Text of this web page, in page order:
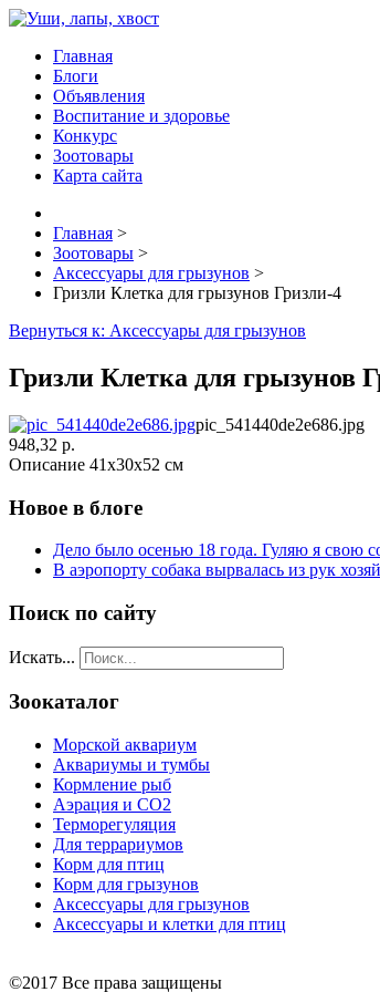
Главная
Блоги
Объявления
Воспитание и здоровье
Конкурс
Зоотовары
Карта сайта
Главная >
Зоотовары >
Аксессуары для грызунов >
Гризли Клетка для грызунов Гризли-4
Вернуться к: Аксессуары для грызунов
Гризли Клетка для грызунов
pic_541440de2e686.jpg
948,32 р.
Описание 41х30х52 см
Новое в блоге
Дело было осенью 18 года. Гуляю я свою
В аэропорту собака вырвалась из рук
Поиск по сайту
Искать...
Зоокаталог
Морской аквариум
Аквариумы и тумбы
Кормление рыб
Аэрация и СО2
Терморегуляция
Для террариумов
Корм для птиц
Корм для грызунов
Аксессуары для грызунов
Аксессуары и клетки для птиц
©2017 Все права защищены